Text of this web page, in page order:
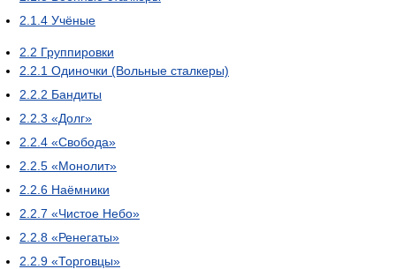
2.1.4 Учёные
2.2 Группировки
2.2.1 Одиночки (Вольные сталкеры)
2.2.2 Бандиты
2.2.3 «Долг»
2.2.4 «Свобода»
2.2.5 «Монолит»
2.2.6 Наёмники
2.2.7 «Чистое Небо»
2.2.8 «Ренегаты»
2.2.9 «Торговцы»